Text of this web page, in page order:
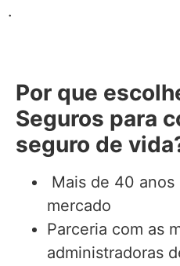
.
Por que
Seguros para
seguro de
Mais de 40
mercado
Parceria com as
administradoras